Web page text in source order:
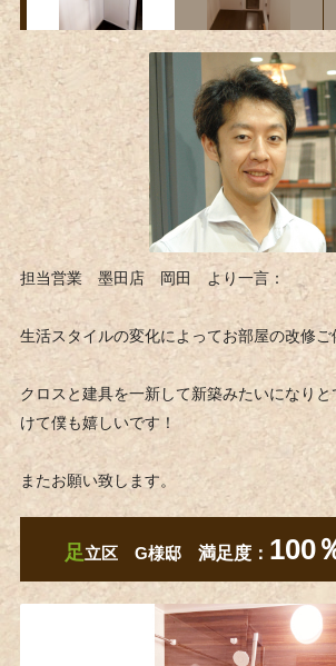
担当営業 墨田店 岡田 より一言：
生活スタイルの変化によってお部屋の改修ご
クロスと建具を一新して新築みたいになり
けて僕も嬉しいです！
またお願い致します。
足立区 G様邸 満足度： 100